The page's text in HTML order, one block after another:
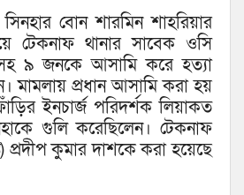
বোন শারমিন শাহরিয়ার
টেকনাফ থানার সাবেক ওসি
৯ জনকে আসামি করে হত্যা
মামলায় প্রধান আসামি করা হয়
ইনচার্জ পরিদর্শক লিয়াকত
গুলি করেছিলেন। টেকনাফ
প্রদীপ কুমার দাশকে করা হয়েছে